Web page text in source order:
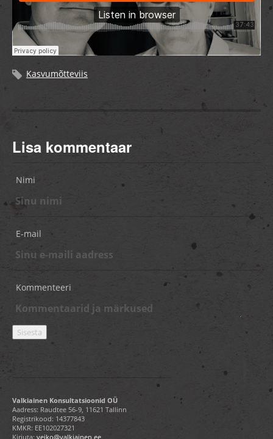
Kasvumõtteviis
Lisa kommentaar
Nimi
E-mail
Kommenteeri
Valkiainen Konsultatsioonid OÜ
Aadress: Raudtee 56-9, 11621 Tallinn
Registrikood: 14377843
KMKR: EE102027321
Kirjuta: veiko@valkiainen.ee